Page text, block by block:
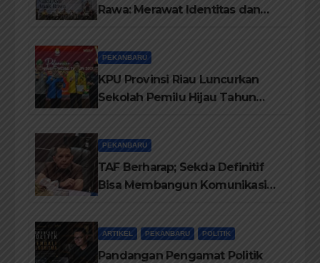
Rawa: Merawat Identitas dan
PEKANBARU
KPU Provinsi Riau Luncurkan
Sekolah Pemilu Hijau Tahun
Lingkungan
PEKANBARU
TAF Berharap; Sekda Definitif
Bisa Membangun Komunikasi
ARTIKEL PEKANBARU POLITIK
Pandangan Pengamat Politik